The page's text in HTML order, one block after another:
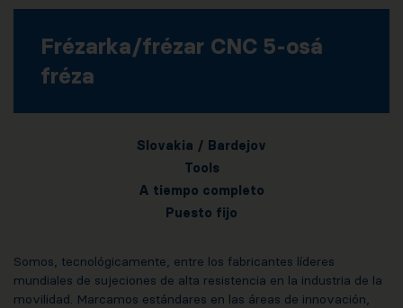
Frézarka/frézar CNC 5-osá
fréza
Slovakia / Bardejov
Tools
A tiempo completo
Puesto fijo
Somos, tecnológicamente, entre los fabricantes líderes
mundiales de sujeciones de alta resistencia en la industria de la
movilidad. Marcamos estándares en las áreas de innovación,